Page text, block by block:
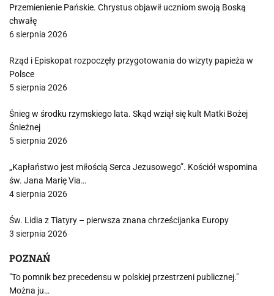
Przemienienie Pańskie. Chrystus objawił uczniom swoją Boską
chwałę
6 sierpnia 2026
Rząd i Episkopat rozpoczęły przygotowania do wizyty papieża w
Polsce
5 sierpnia 2026
Śnieg w środku rzymskiego lata. Skąd wziął się kult Matki Bożej
Śnieżnej
5 sierpnia 2026
„Kapłaństwo jest miłością Serca Jezusowego”. Kościół wspomina
św. Jana Marię Via…
4 sierpnia 2026
Św. Lidia z Tiatyry – pierwsza znana chrześcijanka Europy
3 sierpnia 2026
POZNAŃ
"To pomnik bez precedensu w polskiej przestrzeni publicznej."
Można ju…